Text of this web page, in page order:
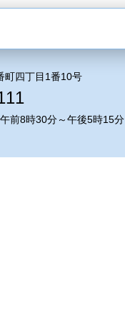
四丁目1番10号
前8時30分～午後5時15分